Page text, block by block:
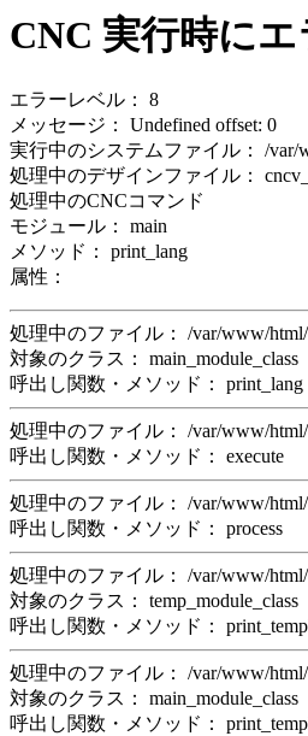
CNC 実行時にエ
エラーレベル： 8
メッセージ： Undefined offset: 0
実行中のシステムファイル： /var/
処理中のデザインファイル：
処理中のCNCコマンド
モジュール： main
メソッド： print_lang
属性：
処理中のファイル： /var/www/html/
対象のクラス： main_module_class
呼出し関数・メソッド： print_lang
処理中のファイル： /var/www/html/
呼出し関数・メソッド： execute
処理中のファイル： /var/www/html/
呼出し関数・メソッド： process
処理中のファイル： /var/www/html/
対象のクラス： temp_module_class
呼出し関数・メソッド：
処理中のファイル： /var/www/html/
対象のクラス： main_module_class
呼出し関数・メソッド：